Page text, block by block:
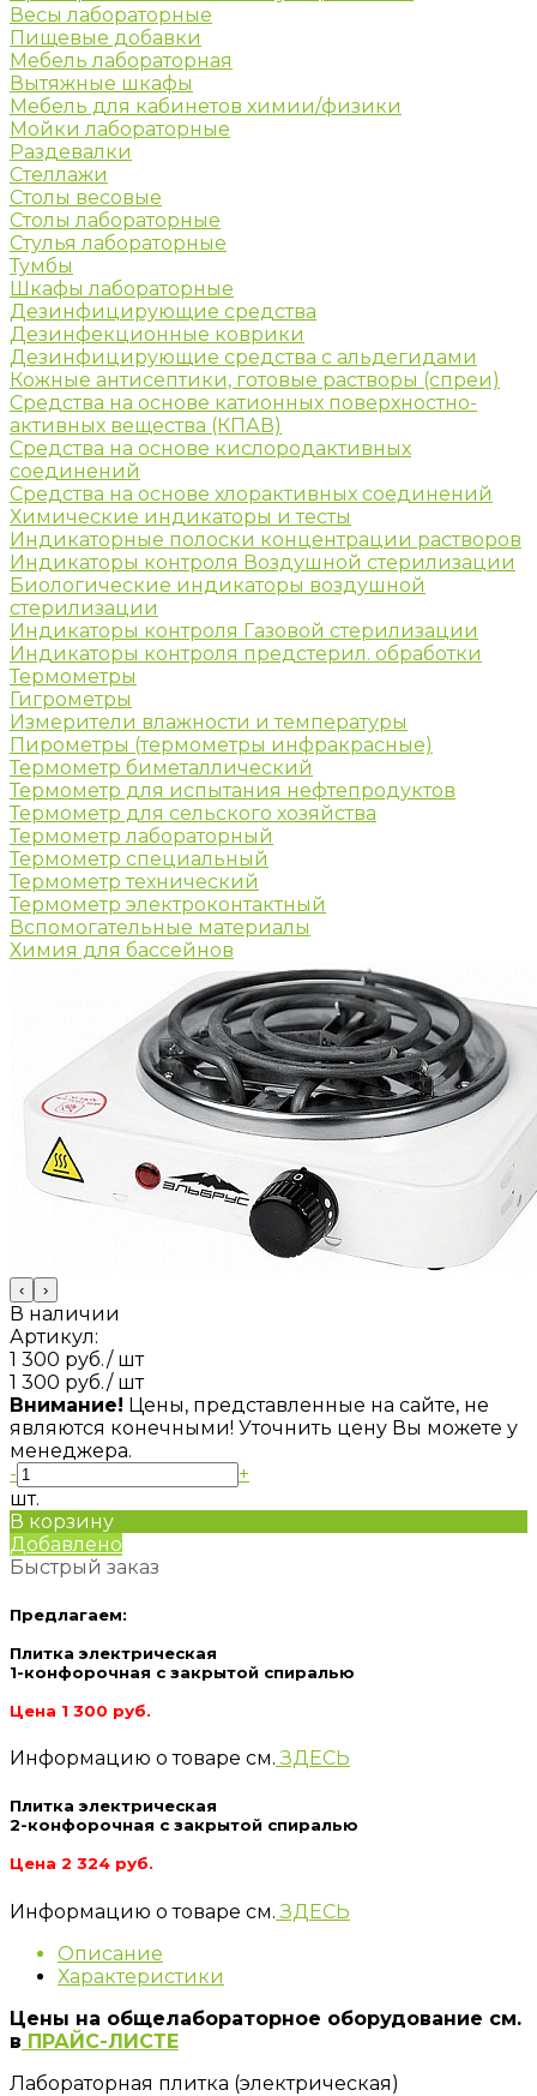
Весы лабораторные
Пищевые добавки
Мебель лабораторная
Вытяжные шкафы
Мебель для кабинетов химии/физики
Мойки лабораторные
Раздевалки
Стеллажи
Столы весовые
Столы лабораторные
Стулья лабораторные
Тумбы
Шкафы лабораторные
Дезинфицирующие средства
Дезинфекционные коврики
Дезинфицирующие средства с альдегидами
Кожные антисептики, готовые растворы (спреи)
Средства на основе катионных поверхностно-
активных вещества (КПАВ)
Средства на основе кислородактивных
соединений
Средства на основе хлорактивных соединений
Химические индикаторы и тесты
Индикаторные полоски концентрации растворов
Индикаторы контроля Воздушной стерилизации
Биологические индикаторы воздушной
стерилизации
Индикаторы контроля Газовой стерилизации
Индикаторы контроля предстерил. обработки
Термометры
Гигрометры
Измерители влажности и температуры
Пирометры (термометры инфракрасные)
Термометр биметаллический
Термометр для испытания нефтепродуктов
Термометр для сельского хозяйства
Термометр лабораторный
Термометр специальный
Термометр технический
Термометр электроконтактный
Вспомогательные материалы
Химия для бассейнов
‹ ›
В наличии
Артикул:
1 300 руб./ шт
1 300 руб./ шт
Внимание! Цены, представленные на сайте, не
являются конечными! Уточнить цену Вы можете у
менеджера.
-
+
шт.
В корзину
Добавлено
Быстрый заказ
Предлагаем:
Плитка электрическая
1-конфорочная с закрытой спиралью
Цена 1 300 руб.
Информацию о товаре см. ЗДЕСЬ
Плитка электрическая
2-конфорочная с закрытой спиралью
Цена 2 324 руб.
Информацию о товаре см. ЗДЕСЬ
Описание
Характеристики
Цены на общелабораторное оборудование см.
в ПРАЙС-ЛИСТЕ
Лабораторная плитка (электрическая)